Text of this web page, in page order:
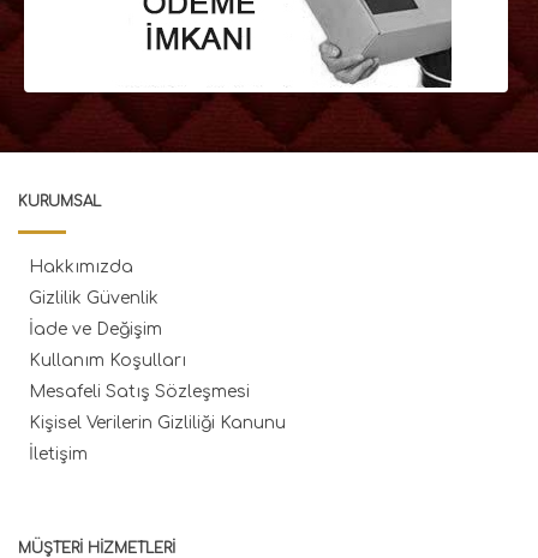
KURUMSAL
Hakkımızda
Gizlilik Güvenlik
İade ve Değişim
Kullanım Koşulları
Mesafeli Satış Sözleşmesi
Kişisel Verilerin Gizliliği Kanunu
İletişim
MÜŞTERI HIZMETLERI